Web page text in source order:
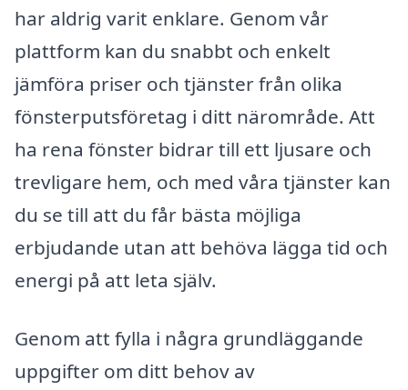
har aldrig varit enklare. Genom vår
plattform kan du snabbt och enkelt
jämföra priser och tjänster från olika
fönsterputsföretag i ditt närområde. Att
ha rena fönster bidrar till ett ljusare och
trevligare hem, och med våra tjänster kan
du se till att du får bästa möjliga
erbjudande utan att behöva lägga tid och
energi på att leta själv.
Genom att fylla i några grundläggande
uppgifter om ditt behov av